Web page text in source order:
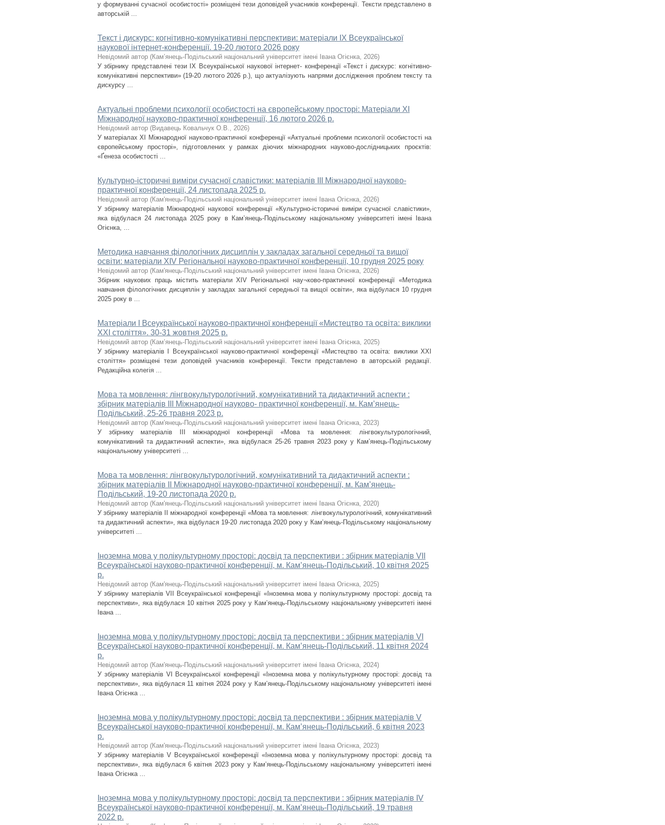
у формуванні сучасної особистості» розміщені тези доповідей учасників конференції. Тексти представлено в
авторській ...
Текст і дискурс: когнітивно-комунікативні перс­пективи: матеріали ІХ Всеукраїнської
наукової інтер­нет-конференції. 19-20 лютого 2026 року
Невідомий автор (Кам’янець-Подільський національний університет імені Івана Огієнка, 2026)
У збірнику представлені тези ІХ Всеукраїнської наукової інтернет- конференції «Текст і дискурс: когнітивно-
комунікативні перспективи» (19-20 лютого 2026 р.), що актуалізують напрями дослідження проблем тексту та
дискурсу ...
Актуальні проблеми психології особистості на європейському просторі: Матеріали XІ
Міжнародної науково-практичної конференції, 16 лютого 2026 р.
Невідомий автор (Видавець Ковальчук О.В., 2026)
У матеріалах XІ Міжнародної науково-практичної конференції «Актуальні проблеми психології особистості на
європейському просторі», підготовлених у рамках діючих міжнародних науково-дослідницьких проєктів:
«Ґенеза особистості ...
Культурно-історичні виміри сучасної славістики: матеріалів ІІІ Міжнародної науково-
практичної конференції, 24 листопада 2025 р.
Невідомий автор (Кам'янець-Подільський національний університет імені Івана Огієнка, 2026)
У збірнику матеріалів Міжнародної наукової конференції «Культурно-історичні виміри сучасної славістики»,
яка відбулася 24 листопада 2025 року в Кам’янець-Подільському національному університеті імені Івана
Огієнка, ...
Методика навчання філологічних дисциплін у закладах загальної середньої та вищої
освіти: матеріали ХІV Регіональної науково-практичної конференції, 10 грудня 2025 року
Невідомий автор (Кам'янець-Подільський національний університет імені Івана Огієнка, 2026)
Збірник наукових праць містить матеріали ХІV Регіональної нау¬ково-практичної конференції «Методика
навчання філологічних дисциплін у закладах загальної середньої та вищої освіти», яка відбулася 10 грудня
2025 року в ...
Матеріали І Всеукраїнської науково-практичної конференції «Мистецтво та освіта: виклики
ХХІ століття». 30-31 жовтня 2025 р.
Невідомий автор (Кам’янець-Подільський національний університет імені Івана Огієнка, 2025)
У збірнику матеріалів І Всеукраїнської науково-практичної конференції «Мистецтво та освіта: виклики ХХІ
століття» розміщені тези доповідей учасників конференції. Тексти представлено в авторській редакції.
Редакційна колегія ...
Мова та мовлення: лінгвокультурологічний, комунікативний та дидактичний аспекти :
збірник матеріалів ІІІ Міжнародної науково- практичної конференції, м. Кам’янець-
Подільський, 25-26 травня 2023 р.
Невідомий автор (Кам'янець-Подільський національний університет імені Івана Огієнка, 2023)
У збірнику матеріалів ІІІ міжнародної конференції «Мова та мовлення: лінгвокультурологічний,
комунікативний та дидактичний аспекти», яка відбулася 25-26 травня 2023 року у Кам’янець-Подільському
національному університеті ...
Мова та мовлення: лінгвокультурологічний, комунікативний та дидактичний аспекти :
збірник матеріалів ІІ Міжнародної науково-практичної конференції, м. Кам’янець-
Подільський, 19-20 листопада 2020 р.
Невідомий автор (Кам'янець-Подільський національний університет імені Івана Огієнка, 2020)
У збірнику матеріалів ІІ міжнародної конференції «Мова та мовлення: лінгвокультурологічний, комунікативний
та дидактичний аспекти», яка відбулася 19-20 листопада 2020 року у Кам’янець-Подільському національному
університеті ...
Іноземна мова у полікультурному просторі: досвід та перспективи : збірник матеріалів VІІ
Всеукраїнської науково-практичної конференції, м. Кам’янець-Подільський, 10 квітня 2025
р.
Невідомий автор (Кам'янець-Подільський національний університет імені Івана Огієнка, 2025)
У збірнику матеріалів VІІ Всеукраїнської конференції «Іноземна мова у полікультурному просторі: досвід та
перспективи», яка відбулася 10 квітня 2025 року у Кам’янець-Подільському національному університеті імені
Івана ...
Іноземна мова у полікультурному просторі: досвід та перспективи : збірник матеріалів VІ
Всеукраїнської науково-практичної конференції, м. Кам’янець-Подільський, 11 квітня 2024
р.
Невідомий автор (Кам'янець-Подільський національний університет імені Івана Огієнка, 2024)
У збірнику матеріалів VІ Всеукраїнської конференції «Іноземна мова у полікультурному просторі: досвід та
перспективи», яка відбулася 11 квітня 2024 року у Кам’янець-Подільському національному університеті імені
Івана Огієнка ...
Іноземна мова у полікультурному просторі: досвід та перспективи : збірник матеріалів V
Всеукраїнської науково-практичної конференції, м. Кам’янець-Подільський, 6 квітня 2023
р.
Невідомий автор (Кам'янець-Подільський національний університет імені Івана Огієнка, 2023)
У збірнику матеріалів V Всеукраїнської конференції «Іноземна мова у полікультурному просторі: досвід та
перспективи», яка відбулася 6 квітня 2023 року у Кам’янець-Подільському національному університеті імені
Івана Огієнка ...
Іноземна мова у полікультурному просторі: досвід та перспективи : збірник матеріалів ІV
Всеукраїнської науково-практичної конференції, м. Кам’янець-Подільський, 19 травня
2022 р.